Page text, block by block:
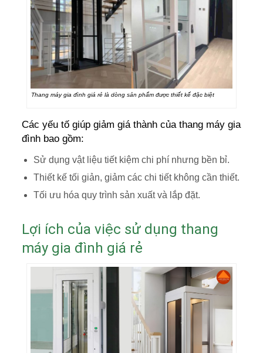
Thang máy gia đình giá rẻ là dòng sản phẩm được thiết kế đặc biệt
Các yếu tố giúp giảm giá thành của thang máy gia
đình bao gồm:
Sử dụng vật liệu tiết kiệm chi phí nhưng bền bỉ.
Thiết kế tối giản, giảm các chi tiết không cần thiết.
Tối ưu hóa quy trình sản xuất và lắp đặt.
Lợi ích của việc sử dụng thang
máy gia đình giá rẻ